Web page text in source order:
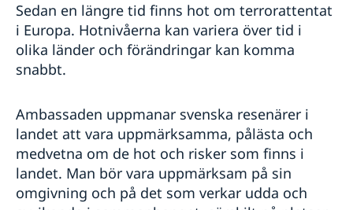
Sedan en längre tid finns hot om terrorattentat
i Europa. Hotnivåerna kan variera över tid i
olika länder och förändringar kan komma
snabbt.
Ambassaden uppmanar svenska resenärer i
landet att vara uppmärksamma, pålästa och
medvetna om de hot och risker som finns i
landet. Man bör vara uppmärksam på sin
omgivning och på det som verkar udda och